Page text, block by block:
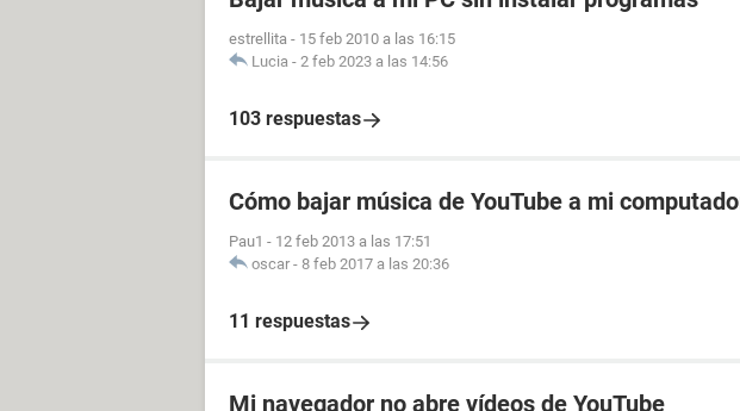
estrellita - 15 feb 2010 a las 16:15
Lucia - 2 feb 2023 a las 14:56
103 respuestas
Cómo bajar música de YouTube a mi
Pau1 - 12 feb 2013 a las 17:51
oscar - 8 feb 2017 a las 20:36
11 respuestas
Mi navegador no abre vídeos de YouTube